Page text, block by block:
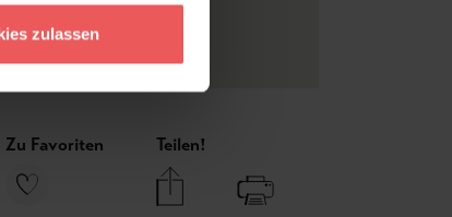
zulassen
Tapeten
Zu Favoriten Teilen!